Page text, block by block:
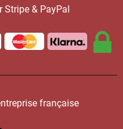
Stripe & PayPal
française